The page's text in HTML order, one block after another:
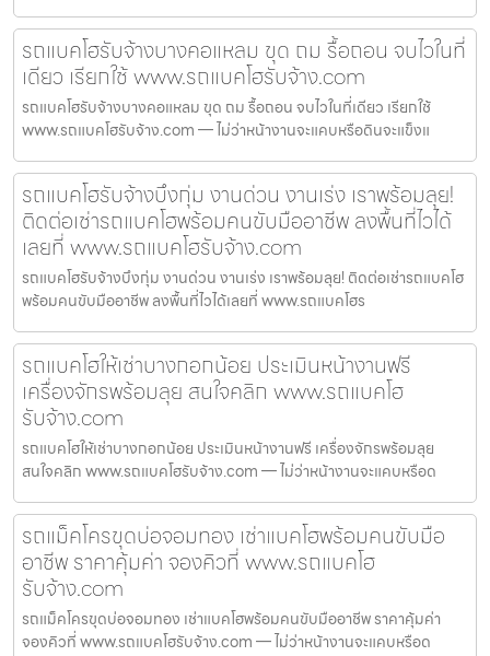
รถแบคโฮรับจ้างบางคอแหลม ขุด ถม รื้อถอน จบไวในที่
เดียว เรียกใช้ www.รถแบคโฮรับจ้าง.com
รถแบคโฮรับจ้างบางคอแหลม ขุด ถม รื้อถอน จบไวในที่เดียว เรียกใช้
www.รถแบคโฮรับจ้าง.com — ไม่ว่าหน้างานจะแคบหรือดินจะแข็งแ
รถแบคโฮรับจ้างบึงกุ่ม งานด่วน งานเร่ง เราพร้อมลุย!
ติดต่อเช่ารถแบคโฮพร้อมคนขับมืออาชีพ ลงพื้นที่ไวได้
เลยที่ www.รถแบคโฮรับจ้าง.com
รถแบคโฮรับจ้างบึงกุ่ม งานด่วน งานเร่ง เราพร้อมลุย! ติดต่อเช่ารถแบคโฮ
พร้อมคนขับมืออาชีพ ลงพื้นที่ไวได้เลยที่ www.รถแบคโฮร
รถแบคโฮให้เช่าบางกอกน้อย ประเมินหน้างานฟรี
เครื่องจักรพร้อมลุย สนใจคลิก www.รถแบคโฮ
รับจ้าง.com
รถแบคโฮให้เช่าบางกอกน้อย ประเมินหน้างานฟรี เครื่องจักรพร้อมลุย
สนใจคลิก www.รถแบคโฮรับจ้าง.com — ไม่ว่าหน้างานจะแคบหรือด
รถแม็คโครขุดบ่อจอมทอง เช่าแบคโฮพร้อมคนขับมือ
อาชีพ ราคาคุ้มค่า จองคิวที่ www.รถแบคโฮ
รับจ้าง.com
รถแม็คโครขุดบ่อจอมทอง เช่าแบคโฮพร้อมคนขับมืออาชีพ ราคาคุ้มค่า
จองคิวที่ www.รถแบคโฮรับจ้าง.com — ไม่ว่าหน้างานจะแคบหรือด